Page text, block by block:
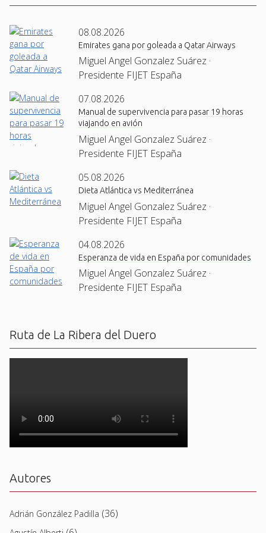
08.08.2026
Emirates gana por goleada a Qatar Airways
Miguel Angel Gonzalez Suárez ·
Presidente FIJET España
07.08.2026
Manual de supervivencia para pasar 19 horas
viajando en avión
Miguel Angel Gonzalez Suárez ·
Presidente FIJET España
05.08.2026
Dieta Atlántica vs Mediterránea
Miguel Angel Gonzalez Suárez ·
Presidente FIJET España
04.08.2026
Esperanza de vida en España por comunidades
Miguel Angel Gonzalez Suárez ·
Presidente FIJET España
Ruta de La Ribera del Duero
Autores
Adrián González Padilla (36)